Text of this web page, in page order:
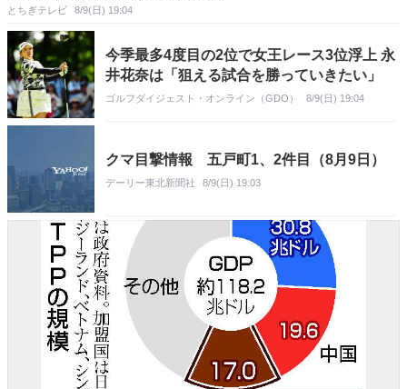
とちぎテレビ 8/9(日) 19:04
今季最多4度目の2位で女王レース3位浮上 永
井花奈は「狙える試合を勝っていきたい」
ゴルフダイジェスト・オンライン（GDO） 8/9(日) 19:04
クマ目撃情報 五戸町1、2件目（8月9日）
デーリー東北新聞社 8/9(日) 19:03